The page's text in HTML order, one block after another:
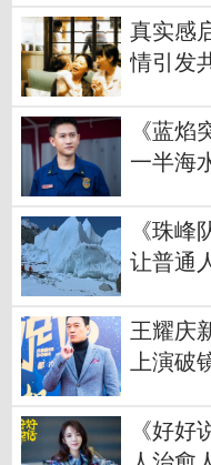
真实感
情引发
《蓝焰
一半海
《珠峰
让普通
王耀庆
上演破
《好好